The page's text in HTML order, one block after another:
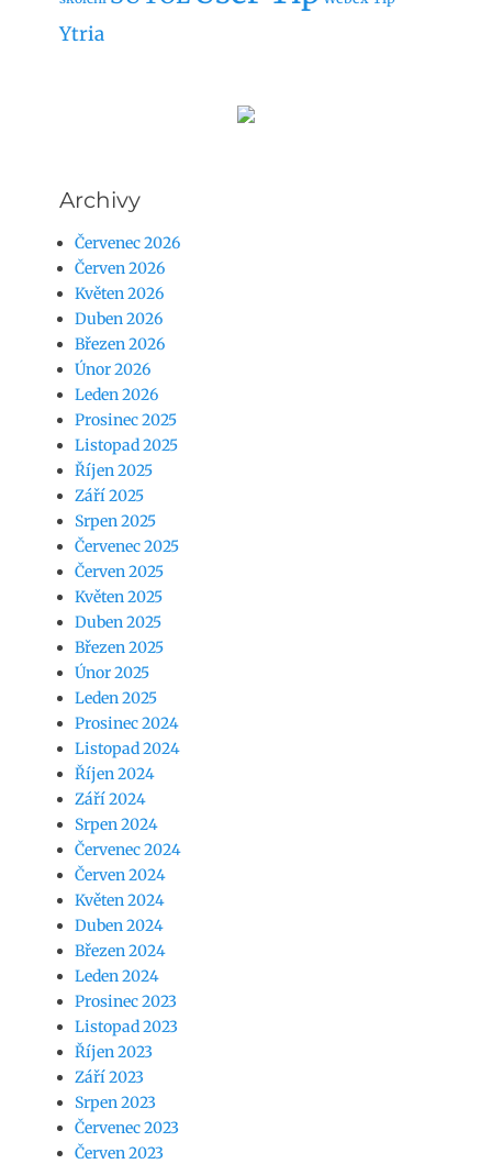
Ytria
Archivy
Červenec 2026
Červen 2026
Květen 2026
Duben 2026
Březen 2026
Únor 2026
Leden 2026
Prosinec 2025
Listopad 2025
Říjen 2025
Září 2025
Srpen 2025
Červenec 2025
Červen 2025
Květen 2025
Duben 2025
Březen 2025
Únor 2025
Leden 2025
Prosinec 2024
Listopad 2024
Říjen 2024
Září 2024
Srpen 2024
Červenec 2024
Červen 2024
Květen 2024
Duben 2024
Březen 2024
Leden 2024
Prosinec 2023
Listopad 2023
Říjen 2023
Září 2023
Srpen 2023
Červenec 2023
Červen 2023